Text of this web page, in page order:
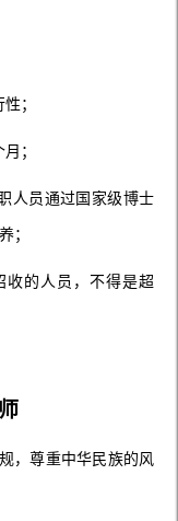
；
月；
人员通过国家级博士
；
收的人员，不得是超
，尊重中华民族的风